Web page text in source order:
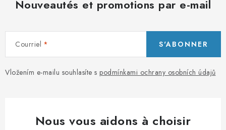
Nouveautés et promotions par e-mail
Courriel
Vložením e-mailu souhlasíte s podmínkami ochrany osobních údajů
S'ABONNER
Nous vous aidons à choisir